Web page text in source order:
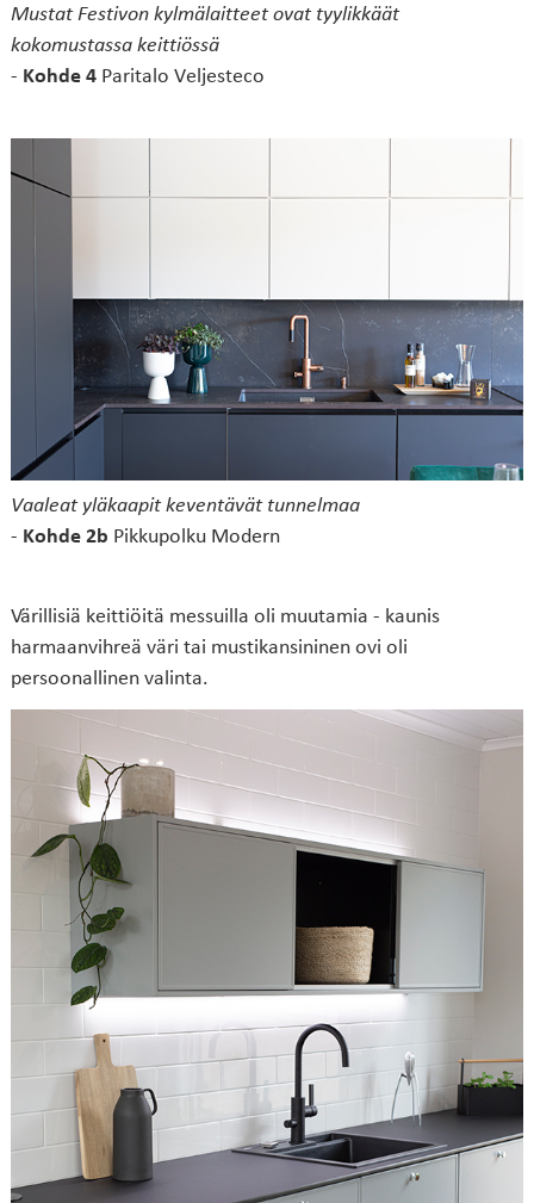
Mustat Festivon kylmälaitteet ovat tyylikkäät
kokomustassa keittiössä
- Kohde 4Paritalo Veljesteco
Vaaleat yläkaapit keventävät tunnelmaa
- Kohde 2b Pikkupolku Modern
Värillisiä keittiöitä messuilla oli muutamia - kaunis
harmaanvihreä väri tai mustikansininen ovi oli
persoonallinen valinta.